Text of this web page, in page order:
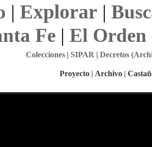
| Explorar |
Fe| El Orden
Colecciones| SIPAR | Decretos
Proyecto | Archivo |